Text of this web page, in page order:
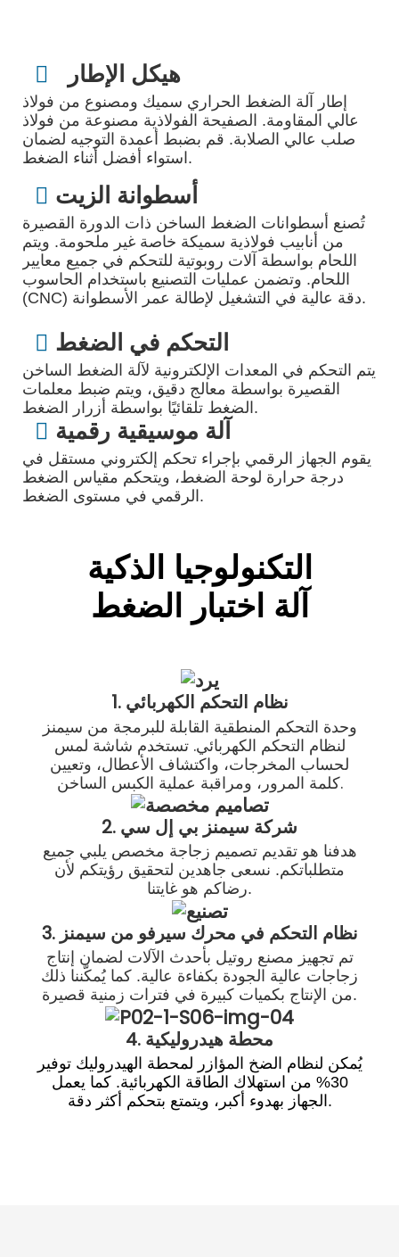
 هيكل الإطار
إطار آلة الضغط الحراري سميك ومصنوع من فولاذ
عالي المقاومة. الصفيحة الفولاذية مصنوعة من فولاذ
صلب عالي الصلابة. قم بضبط أعمدة التوجيه لضمان
استواء أفضل أثناء الضغط.
 أسطوانة الزيت
تُصنع أسطوانات الضغط الساخن ذات الدورة القصيرة
من أنابيب فولاذية سميكة خاصة غير ملحومة. ويتم
اللحام بواسطة آلات روبوتية للتحكم في جميع معايير
اللحام. وتضمن عمليات التصنيع باستخدام الحاسوب
(CNC) دقة عالية في التشغيل لإطالة عمر الأسطوانة.
 التحكم في الضغط
يتم التحكم في المعدات الإلكترونية لآلة الضغط الساخن
القصيرة بواسطة معالج دقيق، ويتم ضبط معلمات
الضغط تلقائيًا بواسطة أزرار الضغط.
 آلة موسيقية رقمية
يقوم الجهاز الرقمي بإجراء تحكم إلكتروني مستقل في
درجة حرارة لوحة الضغط، ويتحكم مقياس الضغط
الرقمي في مستوى الضغط.
التكنولوجيا الذكية
آلة اختبار الضغط
1. نظام التحكم الكهربائي
وحدة التحكم المنطقية القابلة للبرمجة من سيمنز
لنظام التحكم الكهربائي. تستخدم شاشة لمس
لحساب المخرجات، واكتشاف الأعطال، وتعيين
كلمة المرور، ومراقبة عملية الكبس الساخن.
2. شركة سيمنز بي إل سي
هدفنا هو تقديم تصميم زجاجة مخصص يلبي جميع
متطلباتكم. نسعى جاهدين لتحقيق رؤيتكم لأن
رضاكم هو غايتنا.
3. نظام التحكم في محرك سيرفو من سيمنز
تم تجهيز مصنع روتيل بأحدث الآلات لضمان إنتاج
زجاجات عالية الجودة بكفاءة عالية. كما يُمكّننا ذلك
من الإنتاج بكميات كبيرة في فترات زمنية قصيرة.
4. محطة هيدروليكية
يُمكن لنظام الضخ المؤازر لمحطة الهيدروليك توفير
30% من استهلاك الطاقة الكهربائية. كما يعمل
الجهاز بهدوء أكبر، ويتمتع بتحكم أكثر دقة.